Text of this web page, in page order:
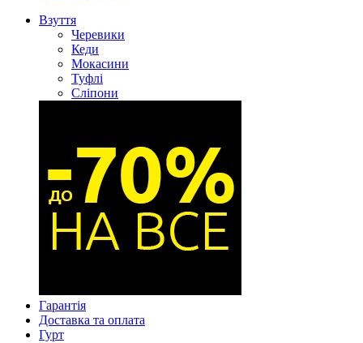
Взуття
Черевики
Кеди
Мокасини
Туфлі
Сліпони
Гарантія
Доставка та оплата
Гурт